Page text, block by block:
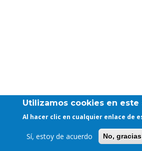
Utilizamos cookies en
Al hacer clic en cualquier enlace de
Sí, estoy de acuerdo No, gracias